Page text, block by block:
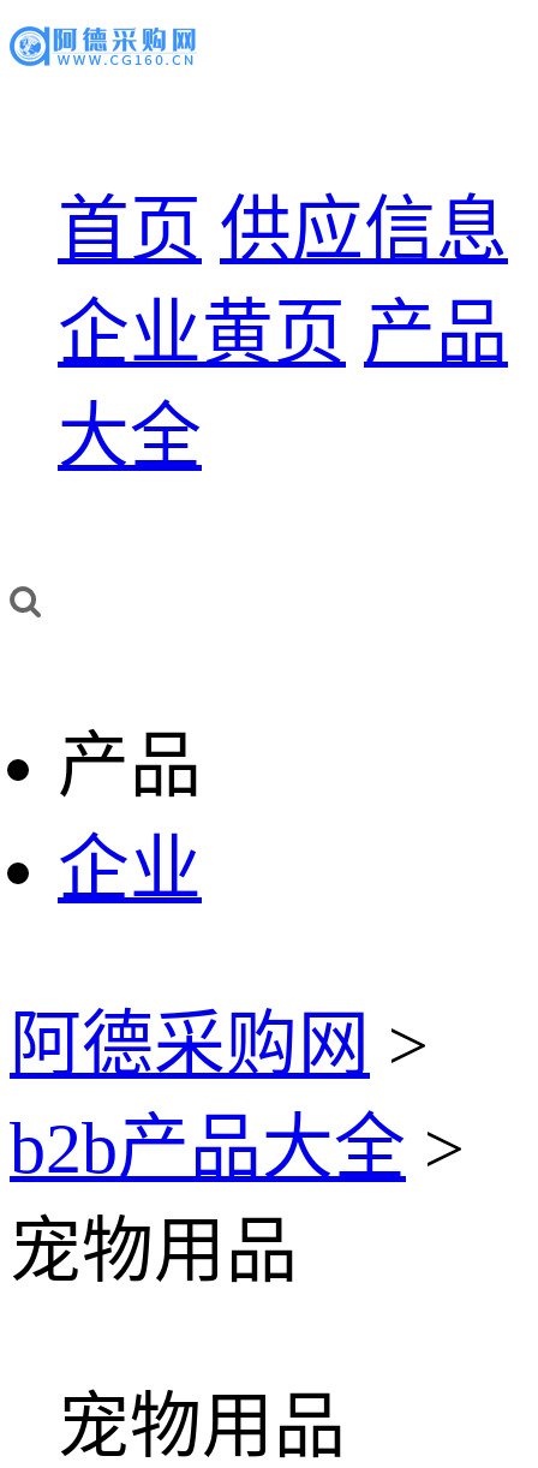
首页 供应信息
企业黄页 产品
大全
产品
企业
阿德采购网 >
b2b产品大全 >
宠物用品
宠物用品